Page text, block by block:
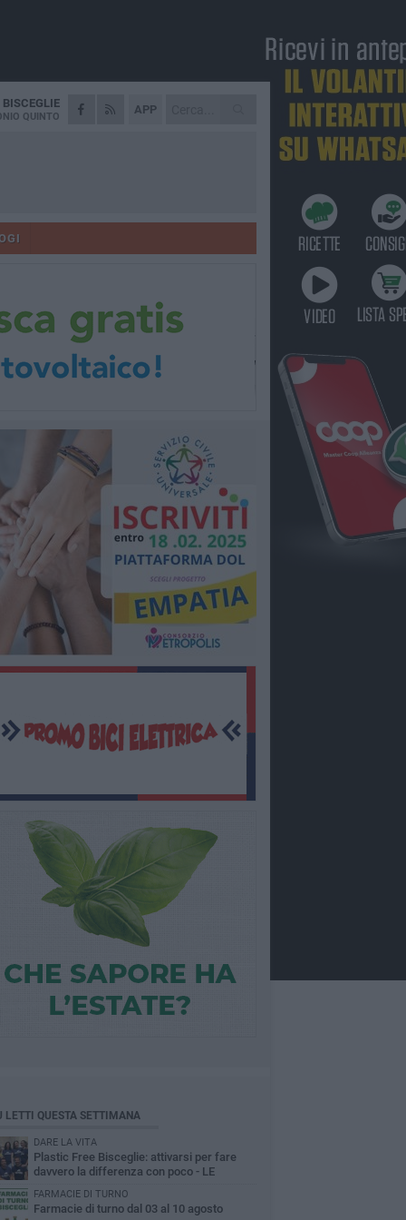
APP
BISCEGLIE
QUINTO
LETTI QUESTA SETTIMANA
DARE LA VITA
Plastic Free Bisceglie: attivarsi per fare
davvero la differenza con poco - LE
FARMACIE DI TURNO
Farmacie di turno dal 03 al 10 agosto